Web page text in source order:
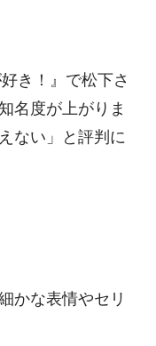
き！』で松下さ
名度が上がりま
ない」と評判に
かな表情やセリ